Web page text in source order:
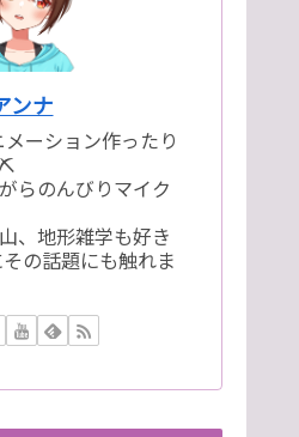
ンナ
ーション作ったり
らのんびりマイク
、地形雑学も好き
の話題にも触れま